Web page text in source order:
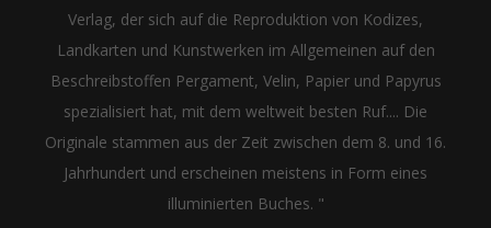
Verlag, der sich auf die Reproduktion von Kodizes,
Landkarten und Kunstwerken im Allgemeinen auf den
Beschreibstoffen Pergament, Velin, Papier und Papyrus
spezialisiert hat, mit dem weltweit besten Ruf.... Die
Originale stammen aus der Zeit zwischen dem 8. und 16.
Jahrhundert und erscheinen meistens in Form eines
illuminierten Buches. "